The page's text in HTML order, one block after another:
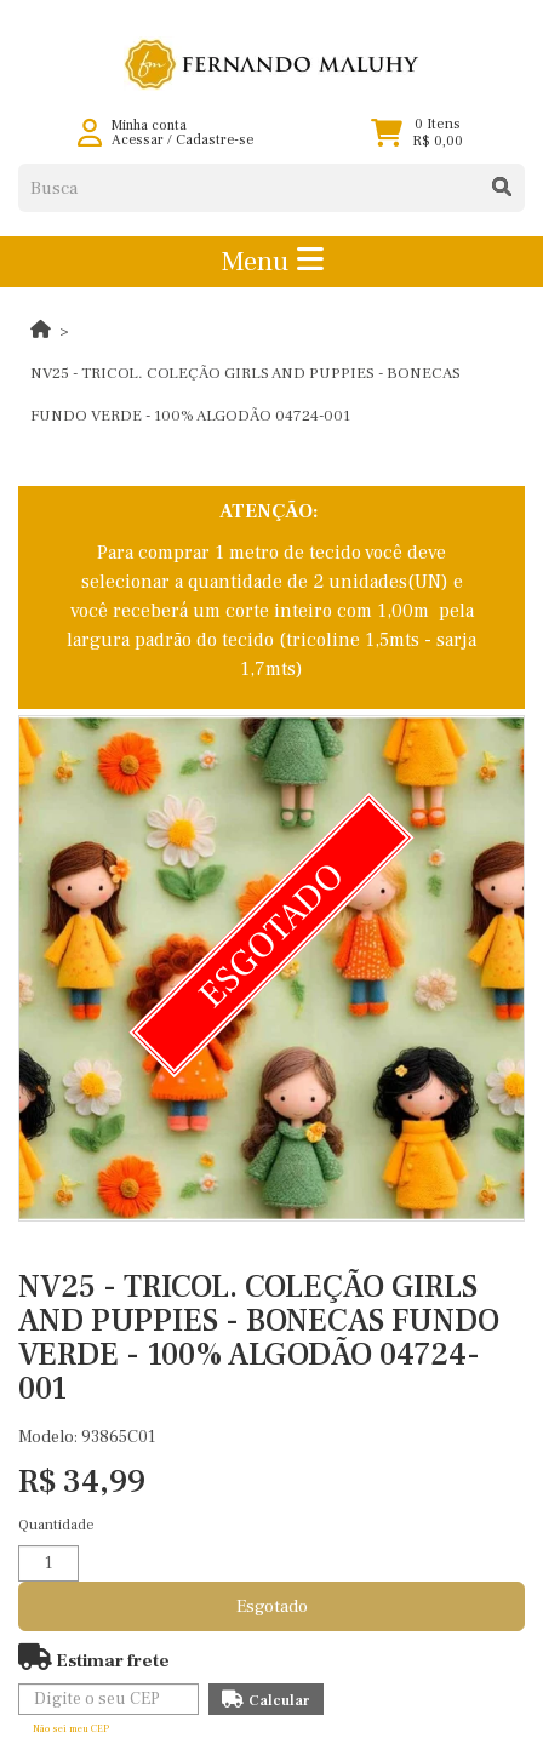
Minha conta
Acessar/ Cadastre-se
0 Itens
R$ 0,00
Menu
NV25 - TRICOL. COLEÇÃO GIRLS AND PUPPIES - BONECAS
FUNDO VERDE - 100% ALGODÃO 04724-001
ATENÇÃO:
Para comprar 1 metro de tecido você deve
selecionar a quantidade de 2 unidades(UN) e
você receberá um corte inteiro com 1,00m pela
largura padrão do tecido (tricoline 1,5mts - sarja
1,7mts)
ESGOTADO
NV25 - TRICOL. COLEÇÃO GIRLS
AND PUPPIES - BONECAS FUNDO
VERDE - 100% ALGODÃO 04724-
001
Modelo: 93865C01
R$ 34,99
Quantidade
Esgotado
Estimar frete
Não sei meu CEP